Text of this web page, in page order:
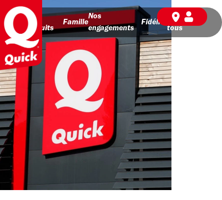
Nos
produits
Famille
Nos
engagements
Fidélité
BD pour
tous